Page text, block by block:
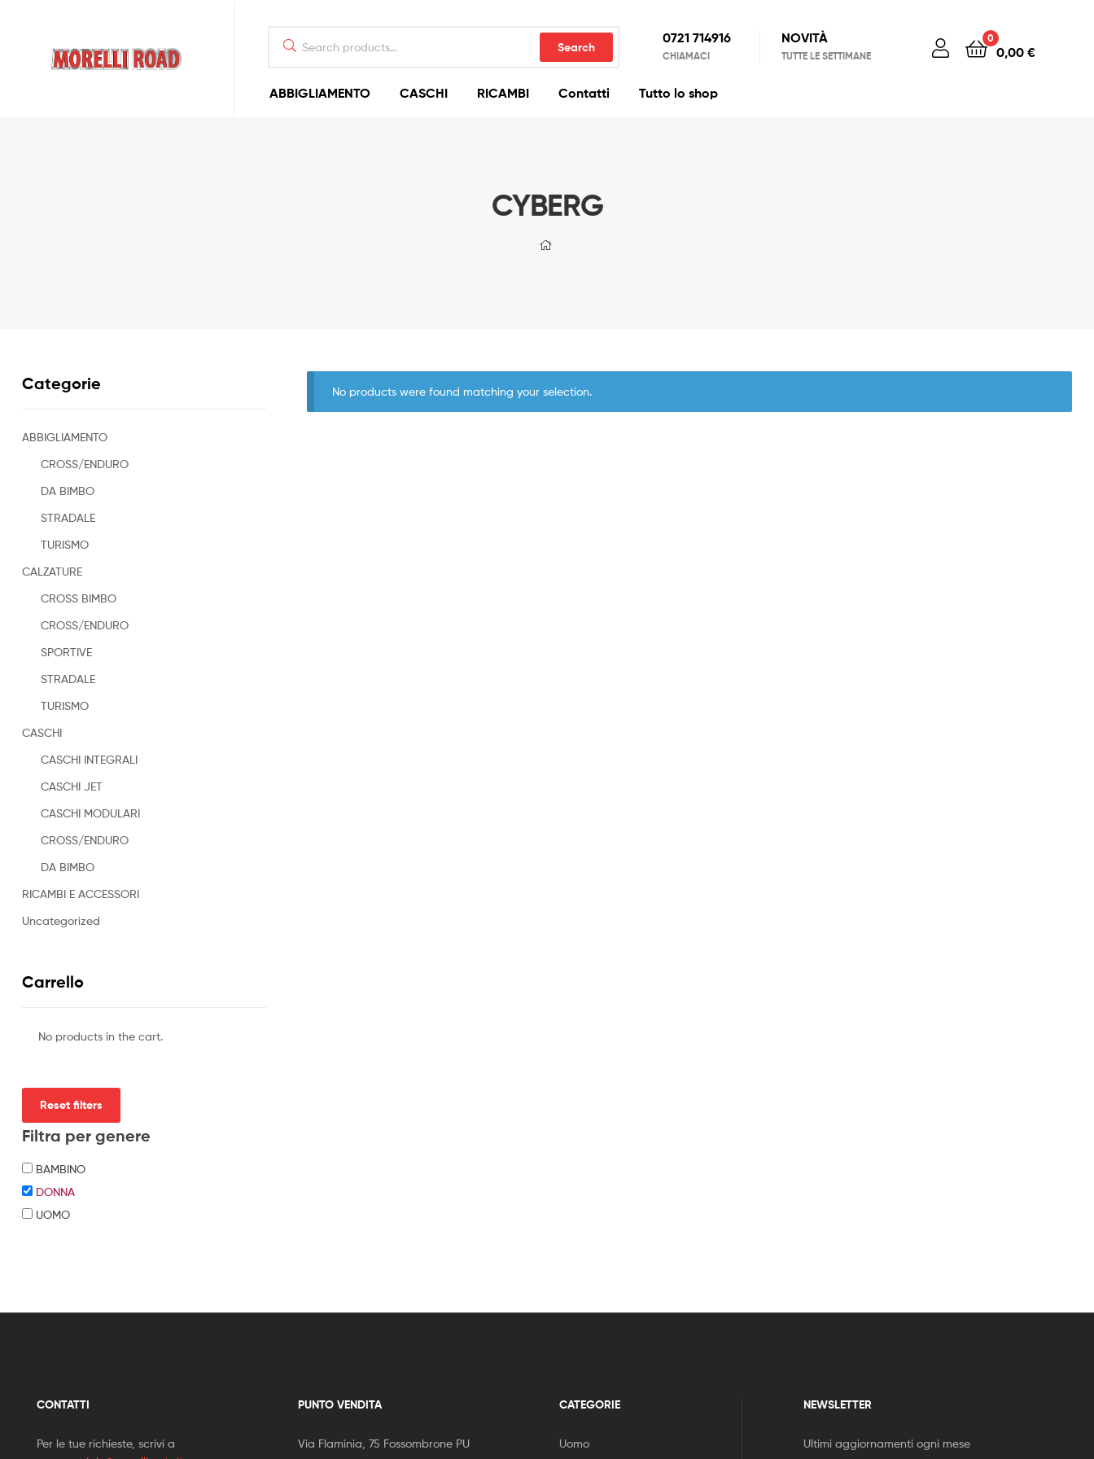
Search
0721 714916
CHIAMACI
NOVITÀ
TUTTE LE SETTIMANE
0
0,00 €
ABBIGLIAMENTO CASCHI RICAMBI Contatti Tutto lo shop
CYBERG
No products were found matching your selection.
Categorie
ABBIGLIAMENTO
CROSS/ENDURO
DA BIMBO
STRADALE
TURISMO
CALZATURE
CROSS BIMBO
CROSS/ENDURO
SPORTIVE
STRADALE
TURISMO
CASCHI
CASCHI INTEGRALI
CASCHI JET
CASCHI MODULARI
CROSS/ENDURO
DA BIMBO
RICAMBI E ACCESSORI
Uncategorized
Carrello
No products in the cart.
Reset filters
Filtra per genere
BAMBINO
DONNA
UOMO
CONTATTI
Per le tue richieste, scrivi a
PUNTO VENDITA
Via Flaminia, 75 Fossombrone PU
CATEGORIE
Uomo
NEWSLETTER
Ultimi aggiornamenti ogni mese